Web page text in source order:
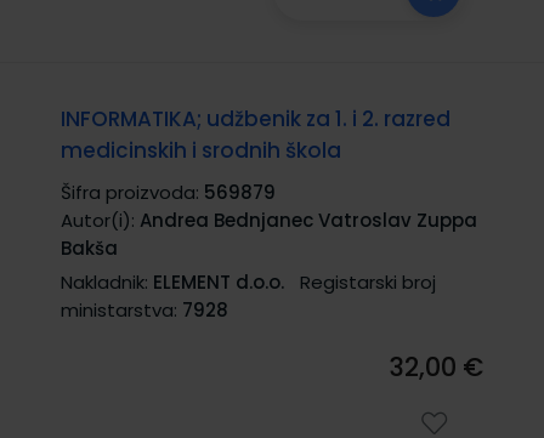
INFORMATIKA; udžbenik za 1. i 2. razred
medicinskih i srodnih škola
Šifra proizvoda: 569879
Autor(i): Andrea Bednjanec Vatroslav Zuppa
Bakša
Nakladnik: ELEMENT d.o.o.
Registarski broj
ministarstva: 7928
32,00 €